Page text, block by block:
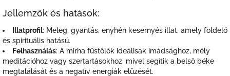
Jellemzők és hatások:
Illatprofil: Meleg, gyantás, enyhén kesernyés illat, amely földelő
és spirituális hatású.
Felhasználás: A mirha füstölők ideálisak imádsághoz, mély
meditációhoz vagy szertartásokhoz, mivel segítik a belső béke
megtalálását és a negatív energiák elűzését.